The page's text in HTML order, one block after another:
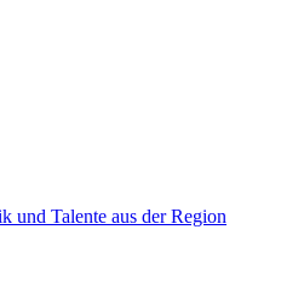
und Talente aus der Region